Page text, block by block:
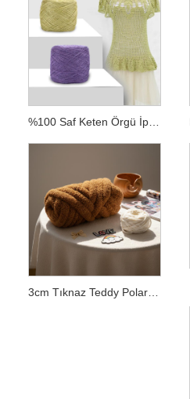
3cm Tıknaz Teddy Polar Şönil İplik